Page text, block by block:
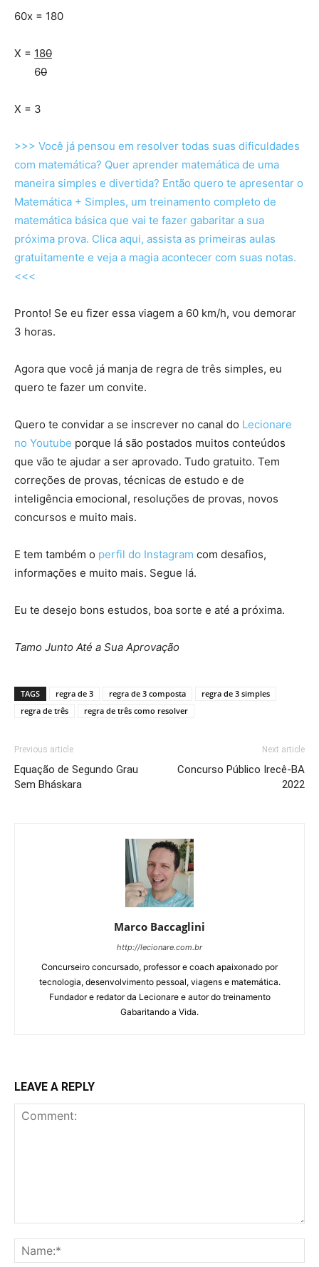
60x = 180
X = 180
60
X = 3
>>> Você já pensou em resolver todas suas dificuldades
com matemática? Quer aprender matemática de uma
maneira simples e divertida? Então quero te apresentar o
Matemática + Simples, um treinamento completo de
matemática básica que vai te fazer gabaritar a sua
próxima prova. Clica aqui, assista as primeiras aulas
gratuitamente e veja a magia acontecer com suas notas.
<<<
Pronto! Se eu fizer essa viagem a 60 km/h, vou demorar
3 horas.
Agora que você já manja de regra de três simples, eu
quero te fazer um convite.
Quero te convidar a se inscrever no canal do Lecionare
no Youtube porque lá são postados muitos conteúdos
que vão te ajudar a ser aprovado. Tudo gratuito. Tem
correções de provas, técnicas de estudo e de
inteligência emocional, resoluções de provas, novos
concursos e muito mais.
E tem também o perfil do Instagram com desafios,
informações e muito mais. Segue lá.
Eu te desejo bons estudos, boa sorte e até a próxima.
Tamo Junto Até a Sua Aprovação
TAGS regra de 3 regra de 3 composta
regra de 3 simples
regra de três
regra de três como resolver
Previous article
Equação de Segundo Grau
Sem Bháskara
Next article
Concurso Público Irecê-BA
2022
Marco Baccaglini
http://lecionare.com.br
Concurseiro concursado, professor e coach apaixonado por
tecnologia, desenvolvimento pessoal, viagens e matemática.
Fundador e redator da Lecionare e autor do treinamento
Gabaritando a Vida.
LEAVE A REPLY